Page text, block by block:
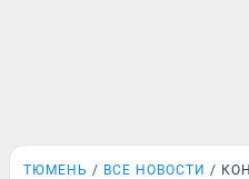
ТЮМЕНЬ ВСЕ НОВОСТИ